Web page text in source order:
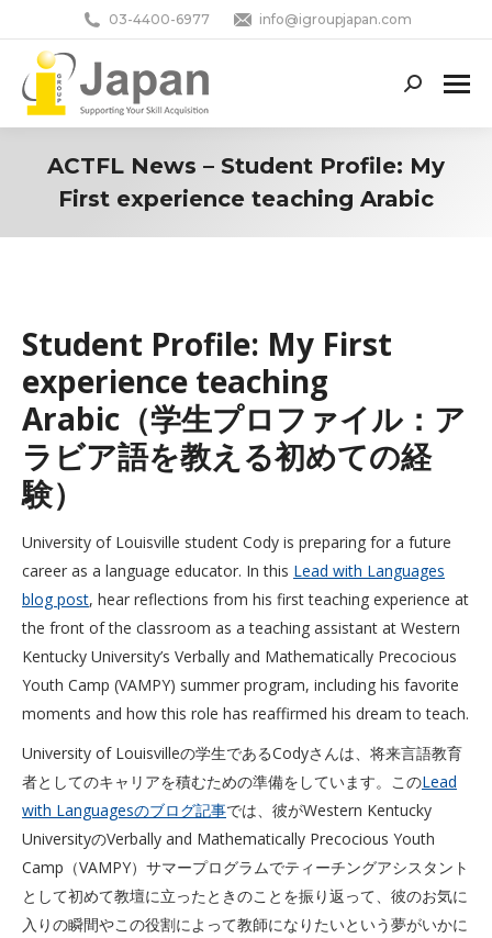
03-4400-6977 info@igroupjapan.com
Search:
ACTFL News – Student Profile: My
First experience teaching Arabic
Student Profile: My First
experience teaching
Arabic（学生プロファイル：ア
ラビア語を教える初めての経
験）
University of Louisville student Cody is preparing for a future
career as a language educator. In this Lead with Languages
blog post, hear reflections from his first teaching experience at
the front of the classroom as a teaching assistant at Western
Kentucky University’s Verbally and Mathematically Precocious
Youth Camp (VAMPY) summer program, including his favorite
moments and how this role has reaffirmed his dream to teach.
University of Louisvilleの学生であるCodyさんは、将来言語教育
者としてのキャリアを積むための準備をしています。このLead
with Languagesのブログ記事では、彼がWestern Kentucky
UniversityのVerbally and Mathematically Precocious Youth
Camp（VAMPY）サマープログラムでティーチングアシスタント
として初めて教壇に立ったときのことを振り返って、彼のお気に
入りの瞬間やこの役割によって教師になりたいという夢がいかに